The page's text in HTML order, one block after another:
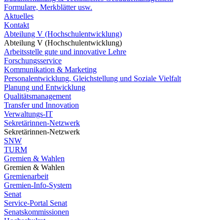
Formulare, Merkblätter usw.
Aktuelles
Kontakt
Abteilung V (Hochschulentwicklung)
Abteilung V (Hochschulentwicklung)
Arbeitsstelle gute und innovative Lehre
Forschungsservice
Kommunikation & Marketing
Personalentwicklung, Gleichstellung und Soziale Vielfalt
Planung und Entwicklung
Qualitätsmanagement
Transfer und Innovation
Verwaltungs-IT
Sekretärinnen-Netzwerk
Sekretärinnen-Netzwerk
SNW
TURM
Gremien & Wahlen
Gremien & Wahlen
Gremienarbeit
Gremien-Info-System
Senat
Service-Portal Senat
Senatskommissionen